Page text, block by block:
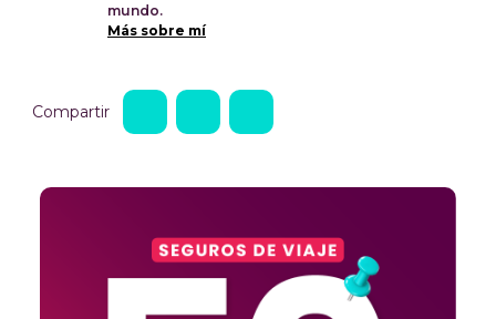
mundo.
Más sobre mí
Compartir